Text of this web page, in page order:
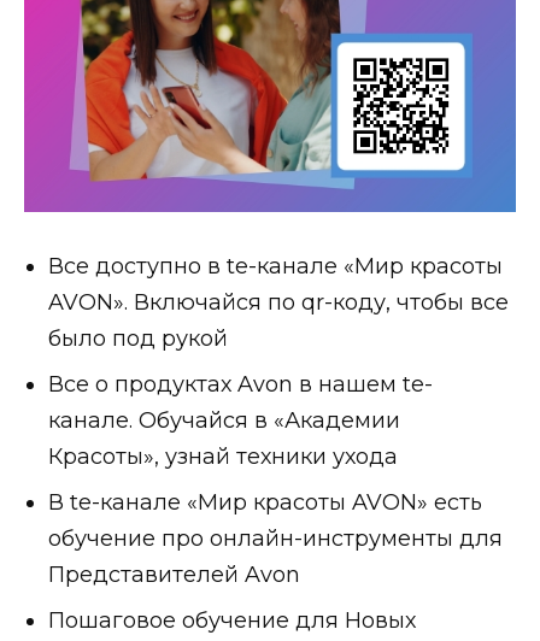
Все доступно в te-канале «Мир красоты
AVON». Включайся по qr-коду, чтобы все
было под рукой
Все о продуктах Avon в нашем te-
канале. Обучайся в «Академии
Красоты», узнай техники ухода
В te-канале «Мир красоты AVON» есть
обучение про онлайн-инструменты для
Представителей Avon
Пошаговое обучение для Новых